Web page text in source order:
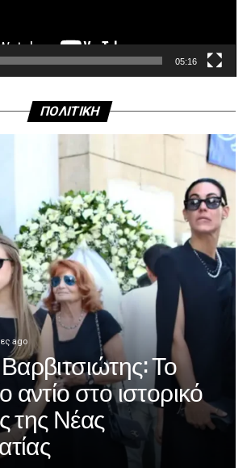
05:16
ΠΟΛΙΤΙΚΗ
ago
Το
αντίο στο ιστορικό
της Νέας